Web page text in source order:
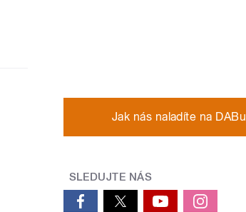
Jak nás naladíte na DABu
SLEDUJTE NÁS